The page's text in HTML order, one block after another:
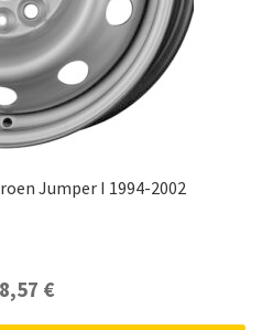
Jumper I 1994-2002
€